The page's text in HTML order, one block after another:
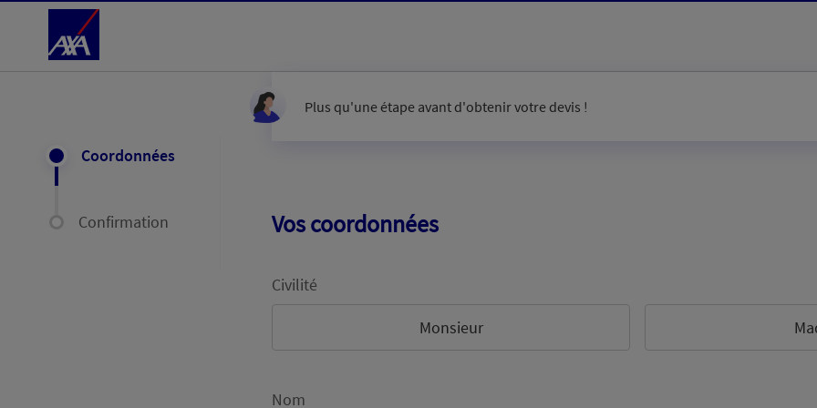
Accéder au Contenu
Coordonnées
Confirmation
Plus qu'une étape avant d'obtenir votre devis !
Vos coordonnées
Civilité
Monsieur
Nom